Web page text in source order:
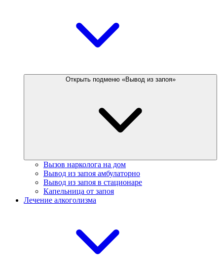
Открыть подменю «Вывод из запоя»
Вызов нарколога на дом
Вывод из запоя амбулаторно
Вывод из запоя в стационаре
Капельница от запоя
Лечение алкоголизма